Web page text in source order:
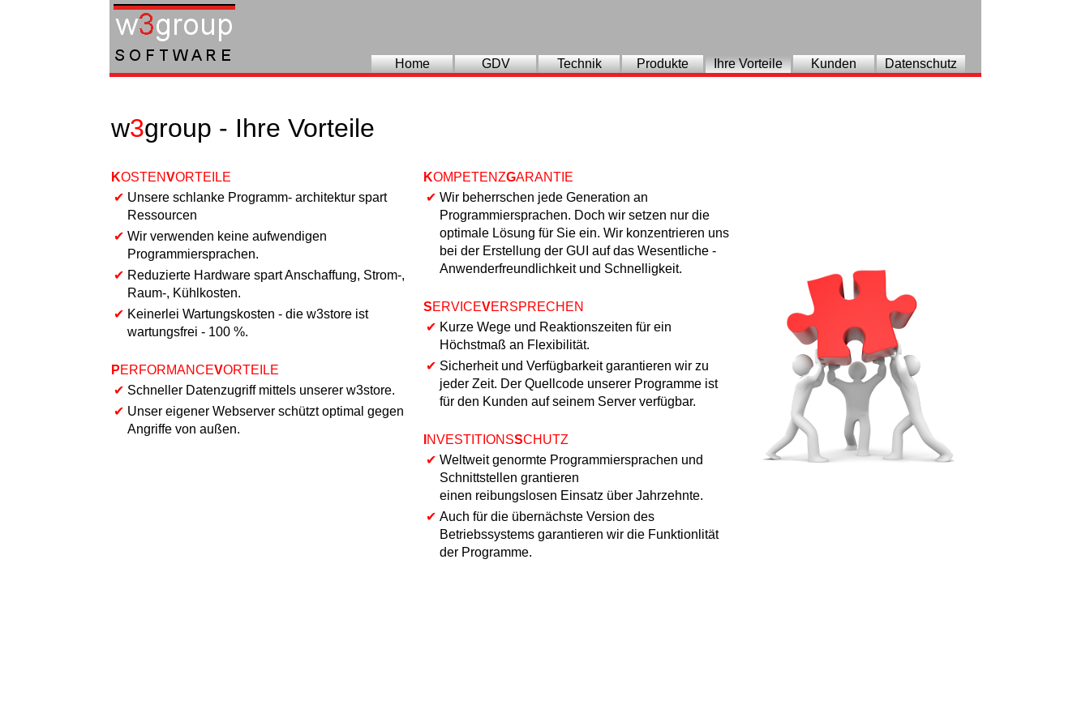
Home GDV Technik Produkte Ihre Vorteile Kunden Datenschutz
w3group - Ihre Vorteile
KOSTENVORTEILE
✔ Unsere schlanke Programm- architektur spart
Ressourcen
✔ Wir verwenden keine aufwendigen
Programmiersprachen.
✔ Reduzierte Hardware spart Anschaffung, Strom-,
Raum-, Kühlkosten.
✔ Keinerlei Wartungskosten - die w3store ist
wartungsfrei - 100 %.
PERFORMANCEVORTEILE
✔ Schneller Datenzugriff mittels unserer w3store.
✔ Unser eigener Webserver schützt optimal gegen
Angriffe von außen.
KOMPETENZGARANTIE
✔ Wir beherrschen jede Generation an
Programmiersprachen. Doch wir setzen nur die
optimale Lösung für Sie ein. Wir konzentrieren uns
bei der Erstellung der GUI auf das Wesentliche -
Anwenderfreundlichkeit und Schnelligkeit.
SERVICEVERSPRECHEN
✔ Kurze Wege und Reaktionszeiten für ein
Höchstmaß an Flexibilität.
✔ Sicherheit und Verfügbarkeit garantieren wir zu
jeder Zeit. Der Quellcode unserer Programme ist
für den Kunden auf seinem Server verfügbar.
NVESTITIONSSCHUTZ
✔ Weltweit genormte Programmiersprachen und
Schnittstellen grantieren
einen reibungslosen Einsatz über Jahrzehnte.
✔ Auch für die übernächste Version des
Betriebssystems garantieren wir die Funktionlität
der Programme.